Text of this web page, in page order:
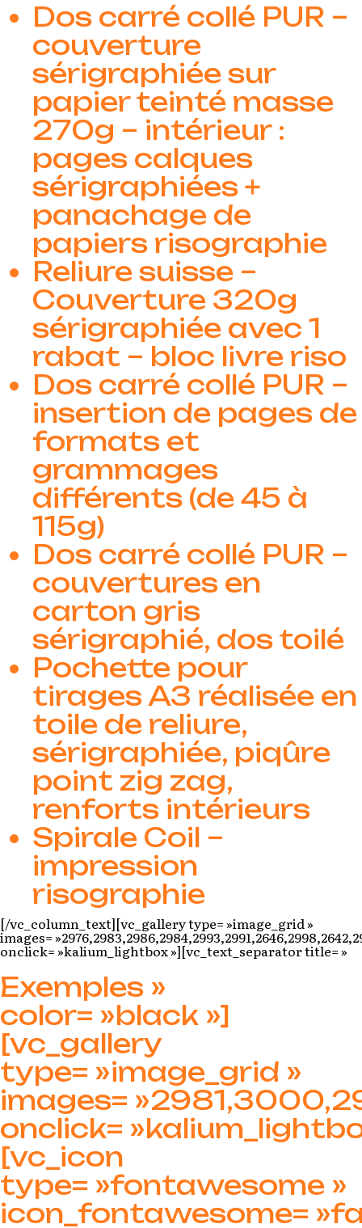
Dos carré collé PUR –
couverture
sérigraphiée sur
papier teinté masse
270g – intérieur :
pages calques
sérigraphiées +
panachage de
papiers risographie
Reliure suisse –
Couverture 320g
sérigraphiée avec 1
rabat – bloc livre riso
Dos carré collé PUR –
insertion de pages de
formats et
grammages
différents (de 45 à
115g)
Dos carré collé PUR –
couvertures en
carton gris
sérigraphié, dos toilé
Pochette pour
tirages A3 réalisée en
toile de reliure,
sérigraphiée, piqûre
point zig zag,
renforts intérieurs
Spirale Coil –
impression
risographie
[/vc_column_text][vc_gallery type= »image_grid »
images=
onclick= »kalium_lightbox »][vc_text_separator title= »
Exemples »
color= »black »]
[vc_gallery
type= »image_grid »
images=
onclick=
[vc_icon
type= »fontawesome »
icon_fontawesome=